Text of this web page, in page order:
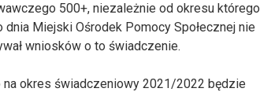
500+, niezależnie od okresu którego
dnia Miejski Ośrodek Pomocy Społecznej nie
wniosków o to świadczenie.
okres świadczeniowy 2021/2022 będzie